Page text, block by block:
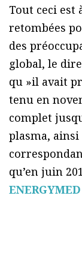
Tout ceci est
retombées
des
global, le
qu »il avait
tenu en
complet
plasma, ainsi
qu’en juin
ENERGYMED